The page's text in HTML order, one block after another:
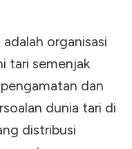
organisasi
tari semenjak
dan
dunia tari di
distribusi